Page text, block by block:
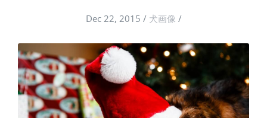
Dec 22, 2015 / 犬画像 /